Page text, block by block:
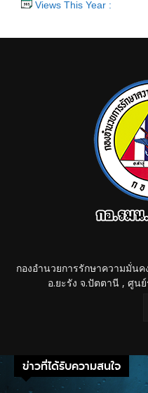
Views This Year :
กองอำนวยการรักษาความมั่น
อ.ยะรัง จ.ปัตตานี , ศูน
ข่าวที่ได้รับความสนใจ